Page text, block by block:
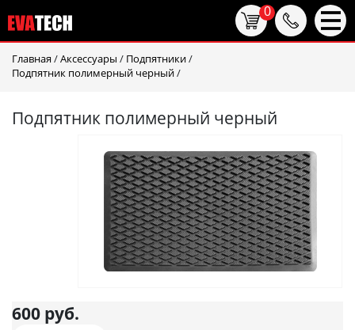
Главная /Аксессуары / Подпятники/
Подпятник полимерный черный/
Подпятник полимерный черный
600 руб.
0